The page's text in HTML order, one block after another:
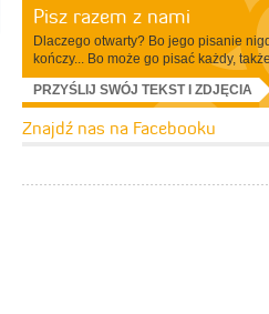
Pisz razem z nami
Dlaczego otwarty? Bo jego pisanie
kończy... Bo może go pisać każdy,
PRZYŚLIJ SWÓJ TEKST I ZDJĘCIA
Znajdź nas na Facebooku